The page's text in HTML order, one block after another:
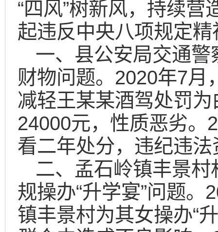
“四风”树新风，持续
起违反中央八项规定
一、县公安局交通
财物问题。2020年7月
减轻王某某酒驾处罚
24000元，性质恶劣。
看二年处分，违纪违
二、孟石岭镇丰景
规操办“升学宴”问题
镇丰景村为其女操办“